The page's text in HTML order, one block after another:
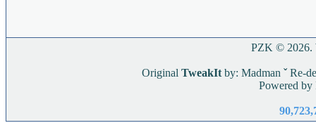
PZK © 2026.
Original TweakItby: Madman ˇRe-
Powered